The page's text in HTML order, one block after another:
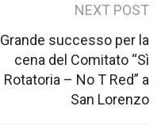
NEXT POST
Grande successo per la
cena del Comitato “Sì
Rotatoria – No T Red” a
San Lorenzo